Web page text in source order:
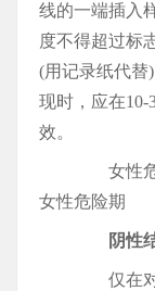
线的一端插入
度不得超过标
(用记录纸代替
现时，应在10-
效。
女性危
女性危险期
阴性结
仅在对